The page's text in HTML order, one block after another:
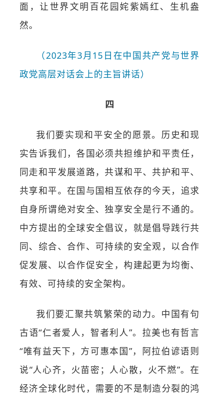
面，让世界文明百花园姹紫嫣红、生机盎
然。
（2023年3月15日在中国共产党与世界
政党高层对话会上的主旨讲话）
四
我们要实现和平安全的愿景。历史和现
实告诉我们，各国必须共担维护和平责任，
同走和平发展道路，共谋和平、共护和平、
共享和平。在国与国相互依存的今天，追求
自身所谓绝对安全、独享安全是行不通的。
中方提出的全球安全倡议，就是倡导践行共
同、综合、合作、可持续的安全观，以合作
促发展、以合作促安全，构建起更为均衡、
有效、可持续的安全架构。
我们要汇聚共筑繁荣的动力。中国有句
古语“仁者爱人，智者利人”。拉美也有哲言
“唯有益天下，方可惠本国”，阿拉伯谚语则
说“人心齐，火苗密；人心散，火不燃”。在
经济全球化时代，需要的不是制造分裂的鸿